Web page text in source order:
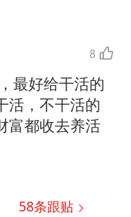
8
最好给干活的
活，不干活的
富都收去养活
58条跟贴